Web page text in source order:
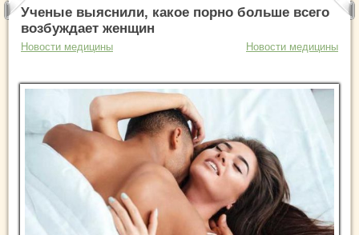
Ученые выяснили, какое порно больше всего
возбуждает женщин
Новости медицины Новости медицины